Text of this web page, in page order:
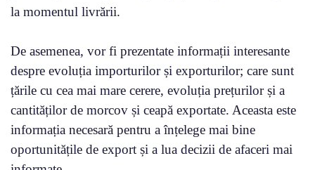
la momentul livrării.
De asemenea, vor fi prezentate informații interesante
despre evoluția importurilor și exporturilor; care sunt
țările cu cea mai mare cerere, evoluția prețurilor și a
cantităților de morcov și ceapă exportate. Aceasta este
informația necesară pentru a înțelege mai bine
oportunitățile de export și a lua decizii de afaceri mai